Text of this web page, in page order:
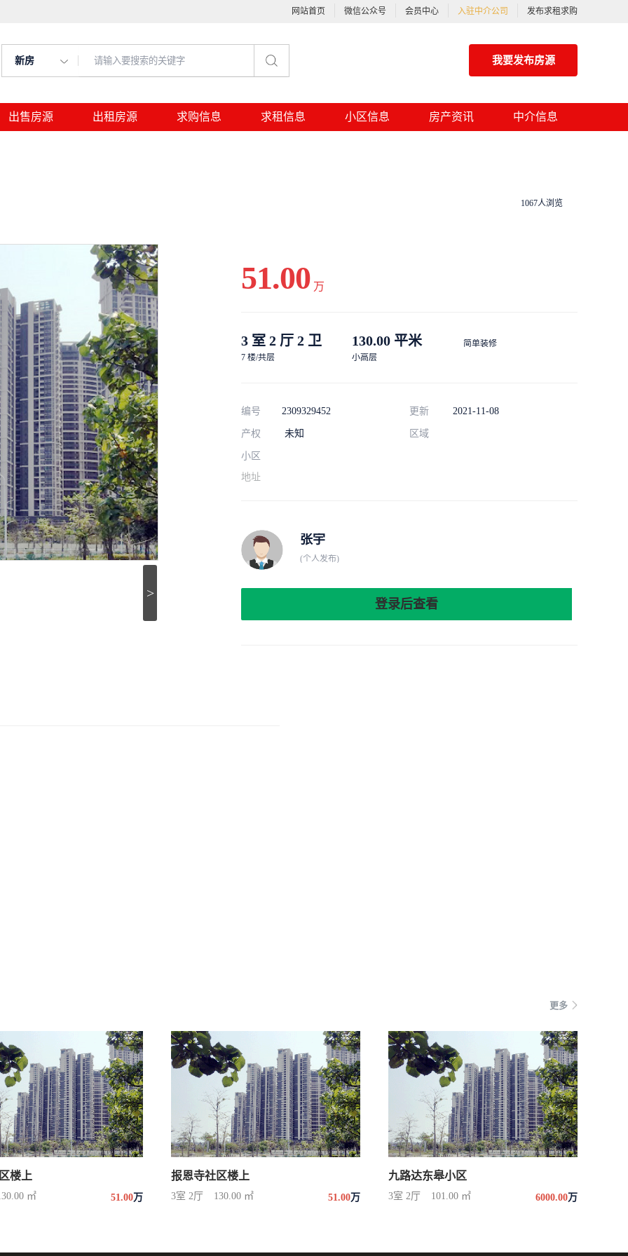
网站首页 微信公众号 会员中心 入驻中介公司 发布求租求购
新房 我要发布房源
出售房源 出租房源 求购信息 求租信息 小区信息 房产资讯 中介信息
1067人浏览
>
51.00 万
3 室 2 厅 2 卫
7 楼/共层
130.00 平米
小高层
简单装修
编号 2309329452 更新 2021-11-08
产权 未知 区域
小区
地址
张宇
(个人发布)
登录后查看
更多
楼上
㎡ 51.00万
报恩寺社区楼上
3室 2厅 130.00 ㎡ 51.00万
九路达东皋小区
3室 2厅 101.00 ㎡ 6000.00万